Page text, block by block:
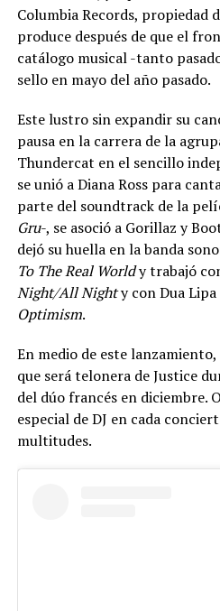
Columbia Records, propiedad
produce después de que el
catálogo musical -tanto
sello en mayo del año pasado.
Este lustro sin expandir su
pausa en la carrera de la
Thundercat en el sencillo
se unió a Diana Ross para
parte del soundtrack de la
Gru-, se asoció a Gorillaz y
dejó su huella en la banda
To The Real Worldy trabajó
Night/All Nighty con Dua Lipa
Optimism.
En medio de este
que será telonera de Justice
del dúo francés en diciembre.
especial de DJ en cada
multitudes.